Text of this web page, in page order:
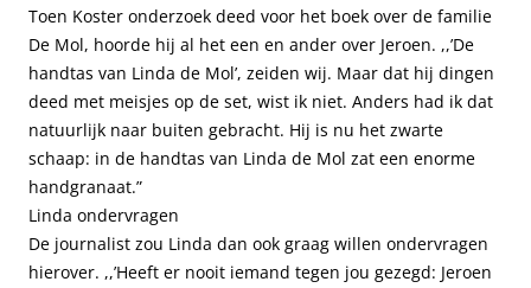
Toen Koster onderzoek deed voor het boek over de familie
De Mol, hoorde hij al het een en ander over Jeroen. ,,’De
handtas van Linda de Mol’, zeiden wij. Maar dat hij dingen
deed met meisjes op de set, wist ik niet. Anders had ik dat
natuurlijk naar buiten gebracht. Hij is nu het zwarte
schaap: in de handtas van Linda de Mol zat een enorme
handgranaat.”
Linda ondervragen
De journalist zou Linda dan ook graag willen ondervragen
hierover. ,,’Heeft er nooit iemand tegen jou gezegd: Jeroen